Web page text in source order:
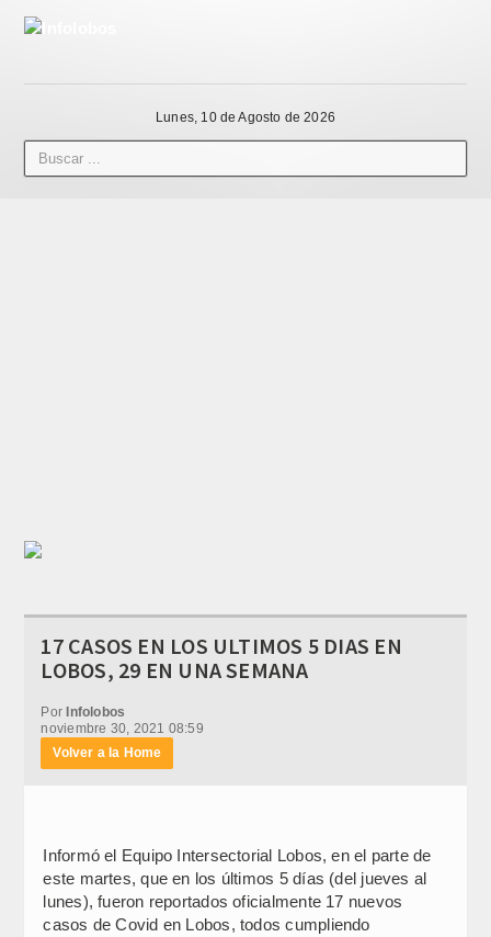
Lunes, 10 de Agosto de 2026
17 CASOS EN LOS ULTIMOS 5 DIAS EN
LOBOS, 29 EN UNA SEMANA
Por Infolobos
noviembre 30, 2021 08:59
Volver a la Home
Informó el Equipo Intersectorial Lobos, en el parte de
este martes, que en los últimos 5 días (del jueves al
lunes), fueron reportados oficialmente 17 nuevos
casos de Covid en Lobos, todos cumpliendo